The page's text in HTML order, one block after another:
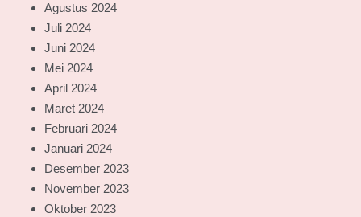
Agustus 2024
Juli 2024
Juni 2024
Mei 2024
April 2024
Maret 2024
Februari 2024
Januari 2024
Desember 2023
November 2023
Oktober 2023